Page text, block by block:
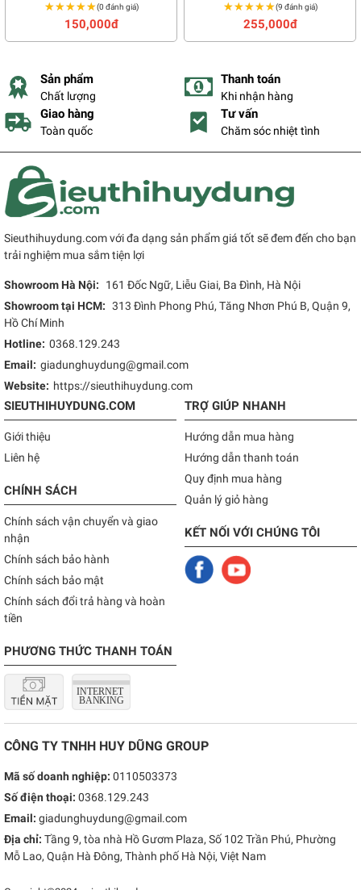
★★★★★
★★★★★(0 đánh giá)
150,000đ
★★★★★
★★★★★(9 đánh giá)
255,000đ
Sản phẩm
Chất lượng
Thanh toán
Khi nhận hàng
Giao hàng
Toàn quốc
Tư vấn
Chăm sóc nhiệt tình
Sieuthihuydung.com với đa dạng sản phẩm giá tốt sẽ đem đến cho bạn
trải nghiệm mua sắm tiện lợi
Showroom Hà Nội:
161 Đốc Ngữ, Liễu Giai, Ba Đình, Hà Nội
Showroom tại HCM: 313 Đình Phong Phú, Tăng Nhơn Phú B, Quận 9,
Hồ Chí Minh
Hotline: 0368.129.243
Email: giadunghuydung@gmail.com
Website: https://sieuthihuydung.com
SIEUTHIHUYDUNG.COM
Giới thiệu
Liên hệ
CHÍNH SÁCH
Chính sách vận chuyển và giao
nhận
Chính sách bảo hành
Chính sách bảo mật
Chính sách đổi trả hàng và hoàn
tiền
PHƯƠNG THỨC THANH TOÁN
TRỢ GIÚP NHANH
Hướng dẫn mua hàng
Hướng dẫn thanh toán
Quy định mua hàng
Quản lý giỏ hàng
KẾT NỐI VỚI CHÚNG TÔI
CÔNG TY TNHH HUY DŨNG GROUP
Mã số doanh nghiệp: 0110503373
Số điện thoại: 0368.129.243
Email: giadunghuydung@gmail.com
Địa chỉ: Tầng 9, tòa nhà Hồ Gươm Plaza, Số 102 Trần Phú, Phường
Mỗ Lao, Quận Hà Đông, Thành phố Hà Nội, Việt Nam